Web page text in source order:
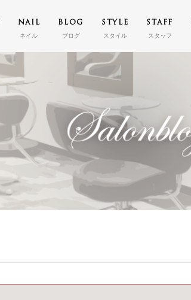
TOP
NAIL
ネイル
BLOG
ブログ
STYLE
NAIL
ネイル
BLOG
ブログ
STYLE
スタイル
STAFF
スタッフ